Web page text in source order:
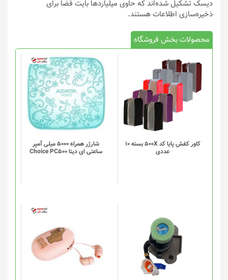
دیسک تشکیل شده‌اند که حاوی میلیاردها بایت فضا برای
ذخیره‌سازی اطلاعات هستند.
محصولات بخش فروشگاه
کاور کفش پایا کد 500X بسته 10
عددی
شارژر همراه 5000 میلی آمپر
ساعتی ای دیتا Choice PC500